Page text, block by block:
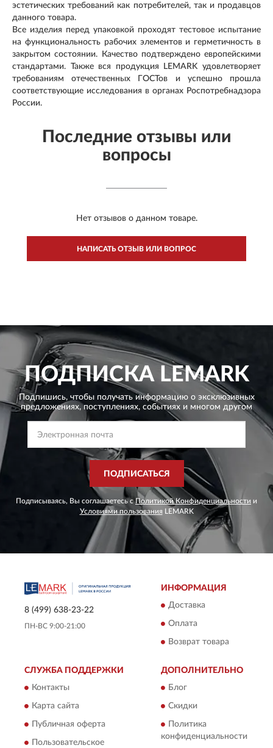
эстетических требований как потребителей, так и продавцов
данного товара.
Все изделия перед упаковкой проходят тестовое испытание
на функциональность рабочих элементов и герметичность в
закрытом состоянии. Качество подтверждено европейскими
стандартами. Также вся продукция LEMARK удовлетворяет
требованиям отечественных ГОСТов и успешно прошла
соответствующие исследования в органах Роспотребнадзора
России.
Последние отзывы или
вопросы
Нет отзывов о данном товаре.
НАПИСАТЬ ОТЗЫВ ИЛИ ВОПРОС
ПОДПИСКАLEMARK
Подпишись, чтобы получать информацию о эксклюзивных
предложениях,поступлениях, событиях и многом другом
ПОДПИСАТЬСЯ
Подписываясь, Вы соглашаетесь сПолитикой Конфиденциальности и
Условиями пользования LEMARK
8 (499) 638-23-22
ПН-ВС 9:00-21:00
ИНФОРМАЦИЯ
Доставка
Оплата
Возврат товара
СЛУЖБА ПОДДЕРЖКИ
Контакты
Карта сайта
Публичная оферта
Пользовательское
ДОПОЛНИТЕЛЬНО
Блог
Скидки
Политика
конфиденциальности